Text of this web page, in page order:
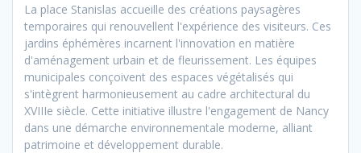
La place Stanislas accueille des créations paysagères
temporaires qui renouvellent l'expérience des visiteurs. Ces
jardins éphémères incarnent l'innovation en matière
d'aménagement urbain et de fleurissement. Les équipes
municipales conçoivent des espaces végétalisés qui
s'intègrent harmonieusement au cadre architectural du
XVIIIe siècle. Cette initiative illustre l'engagement de Nancy
dans une démarche environnementale moderne, alliant
patrimoine et développement durable.